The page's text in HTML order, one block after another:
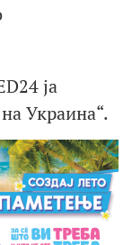
ја
Украина“.